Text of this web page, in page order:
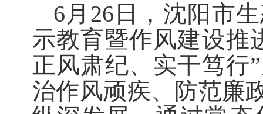
6月26日，沈阳市
示教育暨作风建设推
正风肃纪、实干笃行
治作风顽疾、防范廉